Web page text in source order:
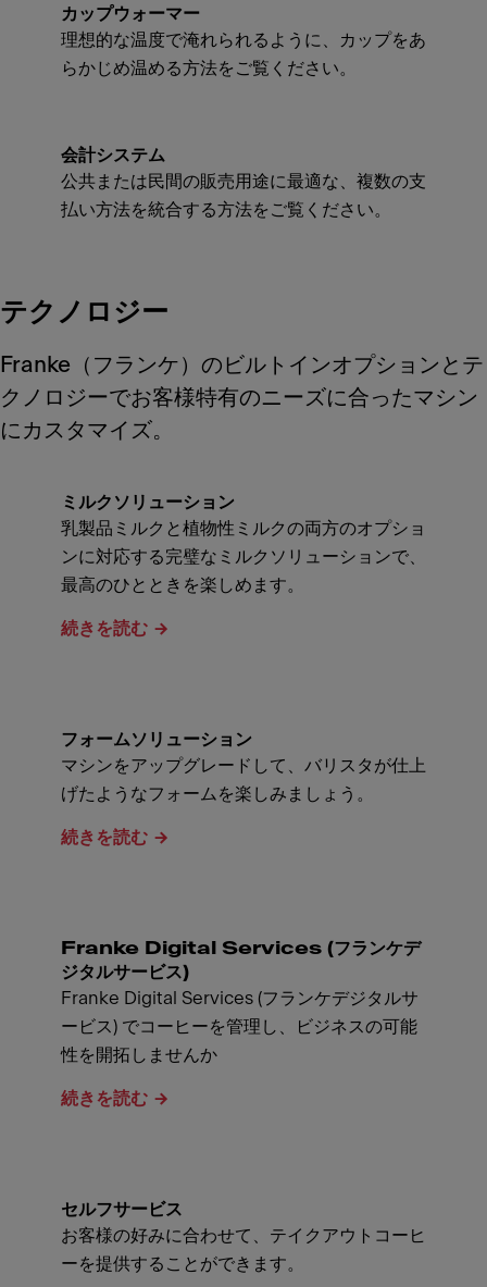
カップウォーマー
理想的な温度で淹れられるように、カップをあ
らかじめ温める方法をご覧ください。
会計システム
公共または民間の販売用途に最適な、複数の支
払い方法を統合する方法をご覧ください。
テクノロジー
Franke（フランケ）のビルトインオプションとテ
クノロジーでお客様特有のニーズに合ったマシン
にカスタマイズ。
ミルクソリューション
乳製品ミルクと植物性ミルクの両方のオプショ
ンに対応する完璧なミルクソリューションで、
最高のひとときを楽しめます。
続きを読む
フォームソリューション
マシンをアップグレードして、バリスタが仕上
げたようなフォームを楽しみましょう。
続きを読む
Franke Digital Services (フランケデ
ジタルサービス)
Franke Digital Services (フランケデジタルサ
ービス) でコーヒーを管理し、ビジネスの可能
性を開拓しませんか
続きを読む
セルフサービス
お客様の好みに合わせて、テイクアウトコーヒ
ーを提供することができます。